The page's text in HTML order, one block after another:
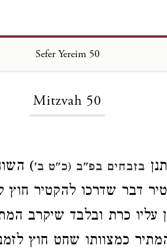
Sefer Yereim 50
Mitzvah 50
בזבחים בפ"ב (כ"ט ב')
דבר שדרכו להקטיר חוץ
עליו כרת ובלבד שיקרב
כמצוותו שחט חוץ